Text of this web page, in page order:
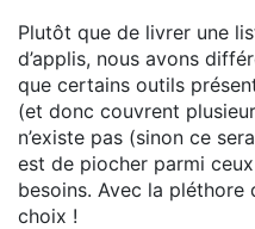
Plutôt que de livrer une
d’applis, nous avons
que certains outils
(et donc couvrent
n’existe pas (sinon ce
est de piocher parmi
besoins. Avec la pléthore
choix !